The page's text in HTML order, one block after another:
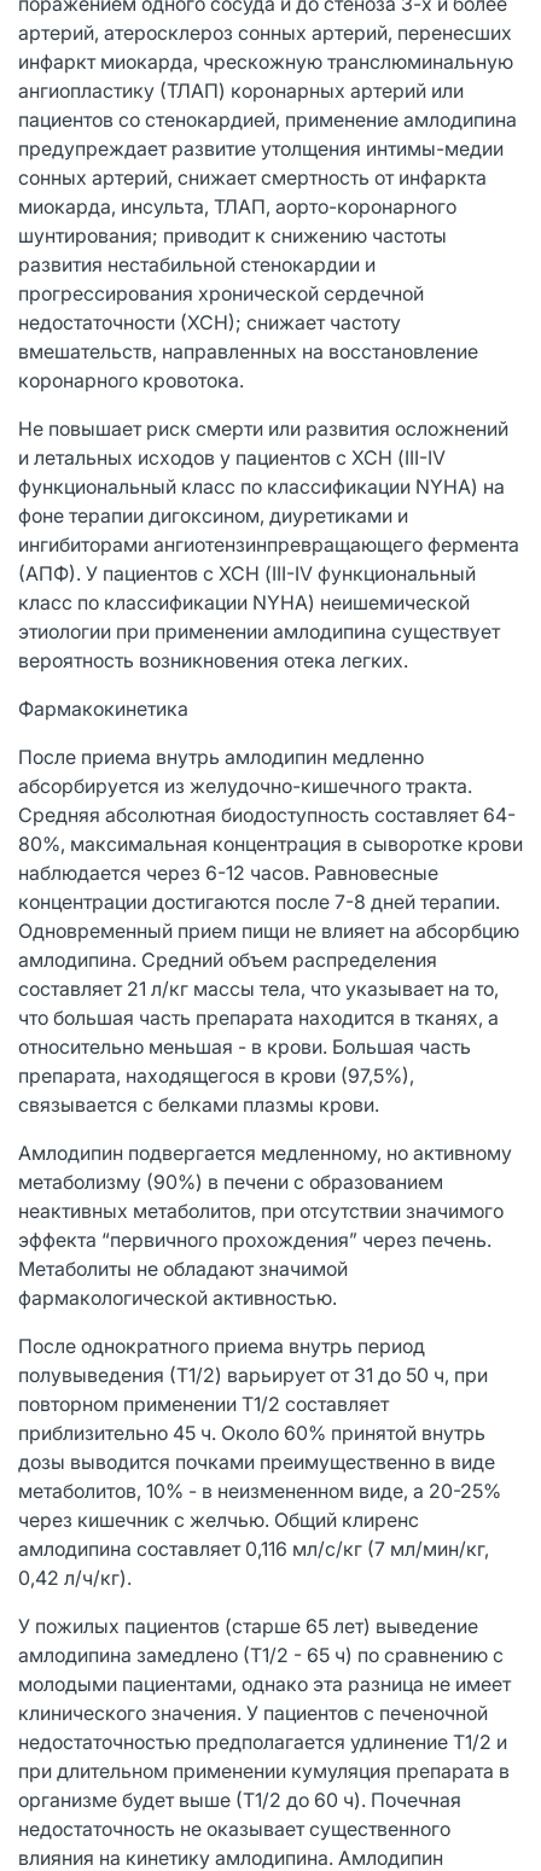
артерий, атеросклероз сонных артерий, перенесших
инфаркт миокарда, чрескожную транслюминальную
ангиопластику (ТЛАП) коронарных артерий или
пациентов со стенокардией, применение амлодипина
предупреждает развитие утолщения интимы-медии
сонных артерий, снижает смертность от инфаркта
миокарда, инсульта, ТЛАП, аорто-коронарного
шунтирования; приводит к снижению частоты
развития нестабильной стенокардии и
прогрессирования хронической сердечной
недостаточности (ХСН); снижает частоту
вмешательств, направленных на восстановление
коронарного кровотока.
Не повышает риск смерти или развития осложнений
и летальных исходов у пациентов с ХСН (III-IV
функциональный класс по классификации NYHA) на
фоне терапии дигоксином, диуретиками и
ингибиторами ангиотензинпревращающего фермента
(АПФ). У пациентов с ХСН (III-IV функциональный
класс по классификации NYHA) неишемической
этиологии при применении амлодипина существует
вероятность возникновения отека легких.
Фармакокинетика
После приема внутрь амлодипин медленно
абсорбируется из желудочно-кишечного тракта.
Средняя абсолютная биодоступность составляет 64-
80%, максимальная концентрация в сыворотке крови
наблюдается через 6-12 часов. Равновесные
концентрации достигаются после 7-8 дней терапии.
Одновременный прием пищи не влияет на абсорбцию
амлодипина. Средний объем распределения
составляет 21 л/кг массы тела, что указывает на то,
что большая часть препарата находится в тканях, а
относительно меньшая - в крови. Большая часть
препарата, находящегося в крови (97,5%),
связывается с белками плазмы крови.
Амлодипин подвергается медленному, но активному
метаболизму (90%) в печени с образованием
неактивных метаболитов, при отсутствии значимого
эффекта “первичного прохождения” через печень.
Метаболиты не обладают значимой
фармакологической активностью.
После однократного приема внутрь период
полувыведения (Т1/2) варьирует от 31 до 50 ч, при
повторном применении Т1/2 составляет
приблизительно 45 ч. Около 60% принятой внутрь
дозы выводится почками преимущественно в виде
метаболитов, 10% - в неизмененном виде, а 20-25%
через кишечник с желчью. Общий клиренс
амлодипина составляет 0,116 мл/с/кг (7 мл/мин/кг,
0,42 л/ч/кг).
У пожилых пациентов (старше 65 лет) выведение
амлодипина замедлено (Т1/2 - 65 ч) по сравнению с
молодыми пациентами, однако эта разница не имеет
клинического значения. У пациентов с печеночной
недостаточностью предполагается удлинение Т1/2 и
при длительном применении кумуляция препарата в
организме будет выше (Т1/2 до 60 ч). Почечная
недостаточность не оказывает существенного
влияния на кинетику амлодипина. Амлодипин